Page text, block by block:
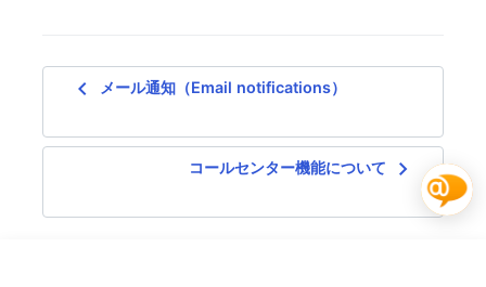
navigate_before メール通知（Email notifications）
コールセンター機能について navigate_next